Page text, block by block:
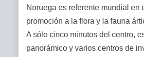
Noruega es referente mundial
promoción a la flora y la fauna
A sólo cinco minutos del centro,
panorámico y varios centros de